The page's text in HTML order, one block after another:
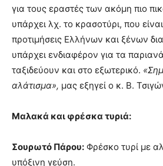
για τους εραστές των ακόμη πιο
υπάρχει λχ. το κρασοτύρι, που είναι
προτιμήσεις Ελλήνων και ξένων
υπάρχει ενδιαφέρον για τα
ταξιδεύουν και στο εξωτερικό.
αλάτισμα», μας εξηγεί ο κ. Β.
Μαλακά και φρέσκα τυριά:
Σουρωτό Πάρου: Φρέσκο τυρί με
υπόξινη γεύση.